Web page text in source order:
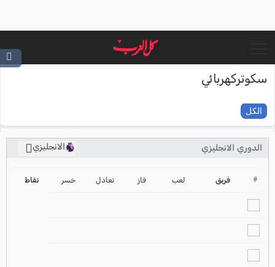
سكوتركهربائي
الكل
الدوري الانجليزي
الانجليزي
2024-2025 # فريق لعب فاز تعادل خسر نقاط